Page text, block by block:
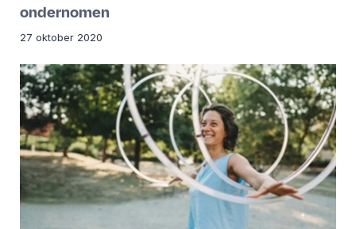
ondernomen
27 oktober 2020